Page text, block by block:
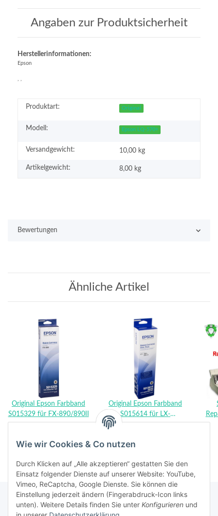
Angaben zur Produktsicherheit
Herstellerinformationen:
Epson
Produktart: Original
Modell: Epson LQ-570+
Versandgewicht: 10,00 kg
Artikelgewicht: 8,00 kg
Bewertungen
Ähnliche Artikel
Original Epson Farbband
S015329 für FX-890/890II
7,90 €*
Original Epson Farbband
S015614 für LX-
300/300+/300+II
9,90 €*
Wie wir Cookies & Co nutzen
Durch Klicken auf „Alle akzeptieren“ gestatten Sie den
Einsatz folgender Dienste auf unserer Website: YouTube,
Vimeo, ReCaptcha, Google Dienste. Sie können die
Einstellung jederzeit ändern (Fingerabdruck-Icon links
unten). Weitere Details finden Sie unter Konfigurieren und